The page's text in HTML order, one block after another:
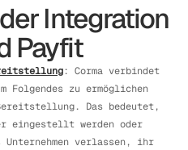
Integration
Payfit
: Corma verbindet
zu ermöglichen
Das bedeutet,
eingestellt werden oder
verlassen, ihr